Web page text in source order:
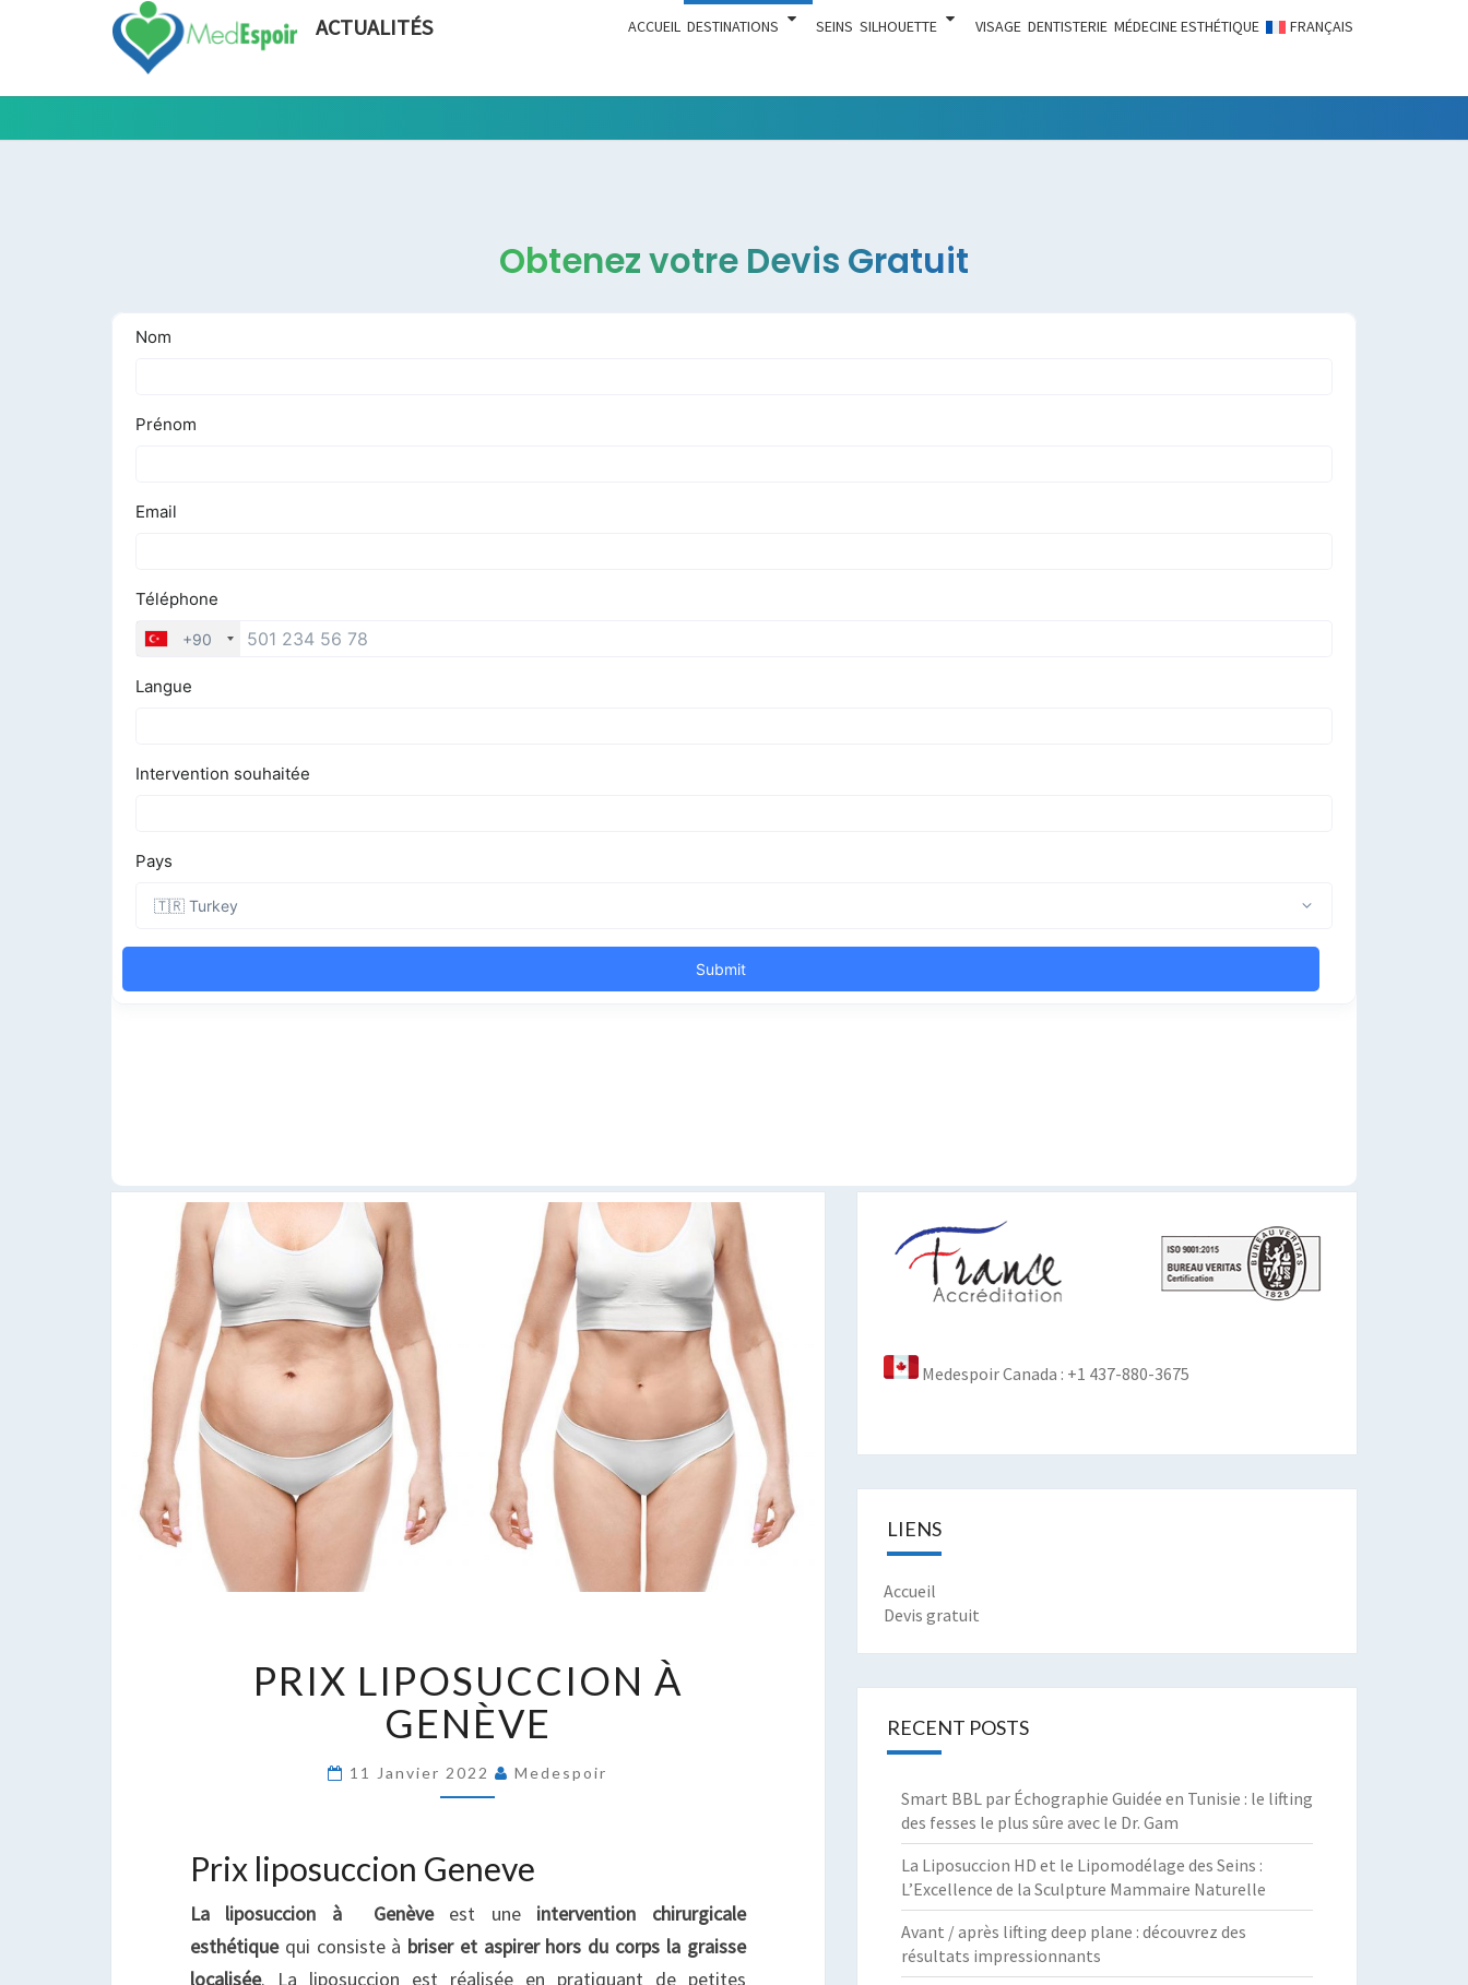
ACTUALITÉS ACCUEIL DESTINATIONS SEINS SILHOUETTE VISAGE DENTISTERIE MÉDECINE ESTHÉTIQUE FRANÇAIS
Tout Ce
Chirurgie
Esthétique
Obtenez votre Devis Gratuit
LIPOSUCCION
À
GENÈVE
PRIX LIPOSUCCION À
GENÈVE
11 Janvier 2022 Medespoir
Prix liposuccion Geneve
La liposuccion à Genèveest une intervention chirurgicale
esthétiquequi consiste à briser et aspirer hors du corps la graisse
localisée. La liposuccion est réalisée en pratiquant de petites
Medespoir Canada : +1 437-880-3675
LIENS
Accueil
Devis gratuit
RECENT POSTS
Smart BBL par Échographie Guidée en Tunisie : le lifting
des fesses le plus sûre avec le Dr. Gam
La Liposuccion HD et le Lipomodélage des Seins :
L’Excellence de la Sculpture Mammaire Naturelle
Avant / après lifting deep plane : découvrez des
résultats impressionnants